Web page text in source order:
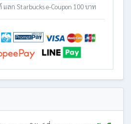
ลก Starbucks e-Coupon 100 บาท